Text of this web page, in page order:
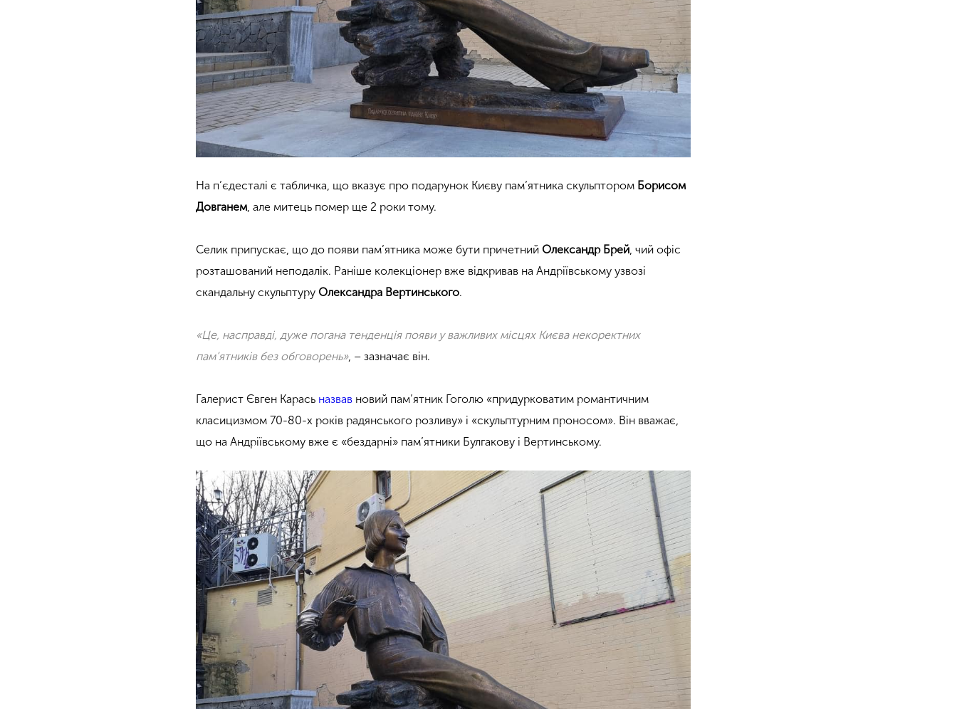
На п’єдесталі є табличка, що вказує про подарунок Києву пам’ятника скульптором Борисом
Довганем, але митець помер ще 2 роки тому.
Селик припускає, що до появи пам’ятника може бути причетний Олександр Брей, чий офіс
розташований неподалік. Раніше колекціонер вже відкривав на Андріївському узвозі
скандальну скульптуру Олександра Вертинського.
«Це, насправді, дуже погана тенденція появи у важливих місцях Києва некоректних
пам’ятників без обговорень», – зазначає він.
Галерист Євген Карась назвав новий пам’ятник Гоголю «придурковатим романтичним
класицизмом 70-80-х років радянського розливу» і «скульптурним проносом». Він вважає,
що на Андріївському вже є «бездарні» пам’ятники Булгакову і Вертинському.